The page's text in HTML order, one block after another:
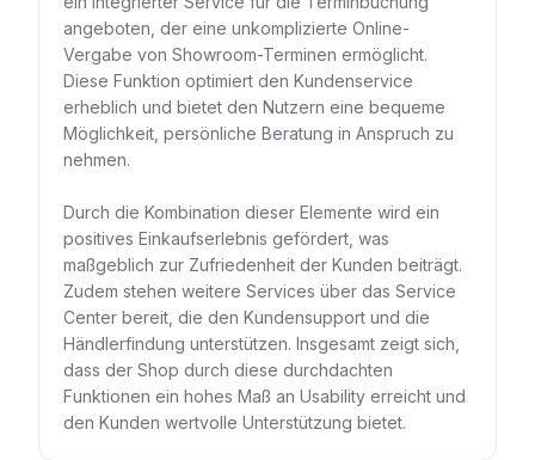
angeboten, der eine unkomplizierte Online-
Vergabe von Showroom-Terminen ermöglicht.
Diese Funktion optimiert den Kundenservice
erheblich und bietet den Nutzern eine bequeme
Möglichkeit, persönliche Beratung in Anspruch zu
nehmen.
Durch die Kombination dieser Elemente wird ein
positives Einkaufserlebnis gefördert, was
maßgeblich zur Zufriedenheit der Kunden beiträgt.
Zudem stehen weitere Services über das Service
Center bereit, die den Kundensupport und die
Händlerfindung unterstützen. Insgesamt zeigt sich,
dass der Shop durch diese durchdachten
Funktionen ein hohes Maß an Usability erreicht und
den Kunden wertvolle Unterstützung bietet.